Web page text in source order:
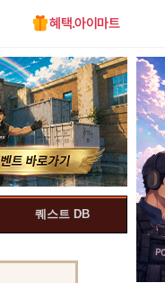
혜택.아이마트
퀘스트 DB